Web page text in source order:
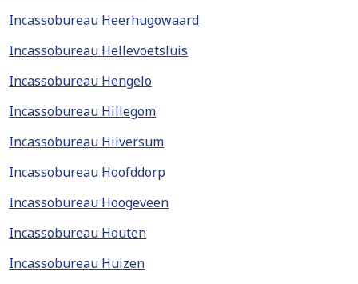
Incassobureau Heerhugowaard
Incassobureau Hellevoetsluis
Incassobureau Hengelo
Incassobureau Hillegom
Incassobureau Hilversum
Incassobureau Hoofddorp
Incassobureau Hoogeveen
Incassobureau Houten
Incassobureau Huizen